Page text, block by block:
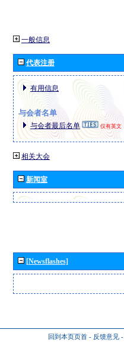
一般信息
代表注册
有用信息
与会者名单
与会者最后名单 仅有英文
相关大会
新闻室
[Newsflashes]
回到本页页首 - 反馈意见 -